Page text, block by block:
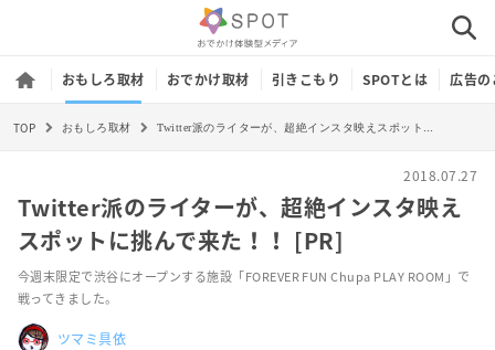
おもしろ取材 おでかけ取材 引きこもり SPOTとは 広告
TOP おもしろ取材
2018.07.27
Twitter派のライターが、超絶インスタ映え
スポットに挑んで来た！！ [PR]
今週末限定で渋谷にオープンする施設「FOREVER FUN Chupa PLAY ROOM」で
戦ってきました。
ツマミ具依